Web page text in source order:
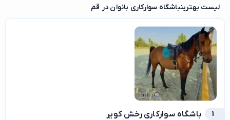
لیست بهترینباشگاه سوارکاری بانوان در قم
1 باشگاه سوارکاری رخش کویر